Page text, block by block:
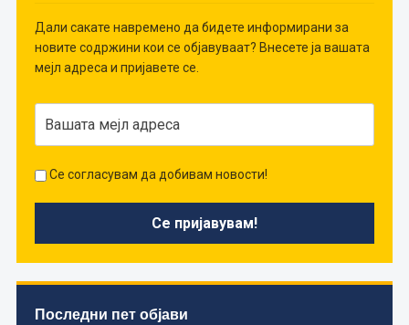
Дали сакате навремено да бидете информирани за
новите содржини кои се објавуваат? Внесете ја вашата
мејл адреса и пријавете се.
Се согласувам да добивам новости!
Последни пет објави